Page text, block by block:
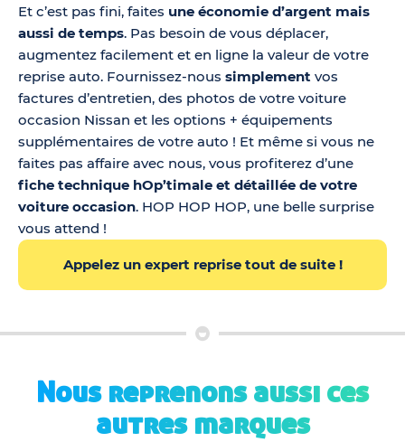
Et c’est pas fini, faites une économie d’argent mais
aussi de temps. Pas besoin de vous déplacer,
augmentez facilement et en ligne la valeur de votre
reprise auto. Fournissez-nous simplement vos
factures d’entretien, des photos de votre voiture
occasion Nissan et les options + équipements
supplémentaires de votre auto ! Et même si vous ne
faites pas affaire avec nous, vous profiterez d’une
fiche technique hOp’timale et détaillée de votre
voiture occasion. HOP HOP HOP, une belle surprise
vous attend !
Appelez un expert reprise tout de suite !
Nous reprenons aussi ces
autres marques